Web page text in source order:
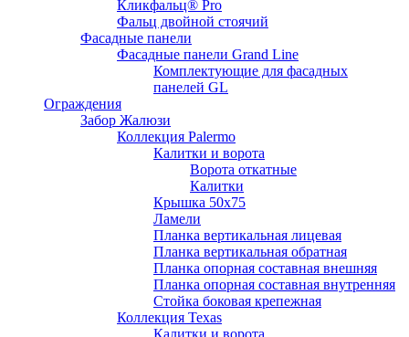
Кликфальц® Pro
Фальц двoйной стоячий
Фасадные панели
Фасадные панели Grand Line
Комплектующие для фасадных
панелей GL
Ограждения
Забор Жалюзи
Коллекция Palermo
Калитки и ворота
Ворота откатные
Калитки
Крышка 50х75
Ламели
Планка вертикальная лицевая
Планка вертикальная обратная
Планка опорная составная внешняя
Планка опорная составная внутренняя
Стойка боковая крепежная
Коллекция Texas
Калитки и ворота